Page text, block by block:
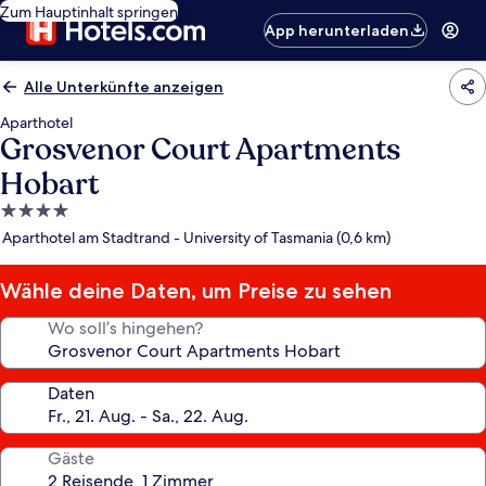
Zum Hauptinhalt springen
App herunterladen
Alle Unterkünfte anzeigen
Aparthotel
Grosvenor Court Apartments
Hobart
4.0-
Sterne-
Aparthotel am Stadtrand - University of Tasmania (0,6 km)
Wähle deine Daten, um Preise zu sehen
Wo soll’s hingehen?
Daten
Gäste